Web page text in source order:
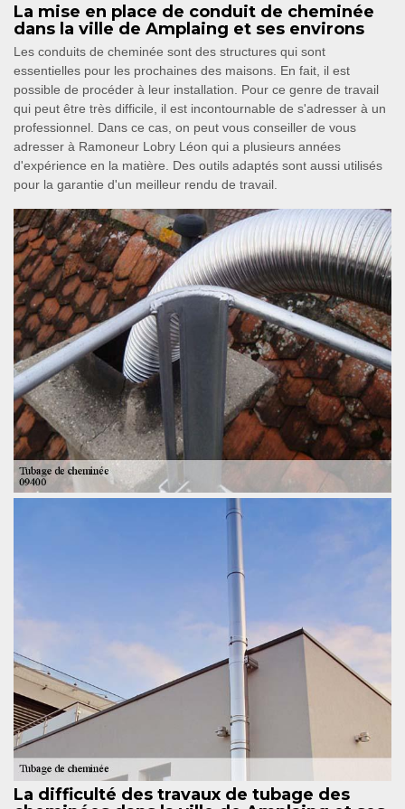
La mise en place de conduit de cheminée
dans la ville de Amplaing et ses environs
Les conduits de cheminée sont des structures qui sont
essentielles pour les prochaines des maisons. En fait, il est
possible de procéder à leur installation. Pour ce genre de travail
qui peut être très difficile, il est incontournable de s'adresser à un
professionnel. Dans ce cas, on peut vous conseiller de vous
adresser à Ramoneur Lobry Léon qui a plusieurs années
d'expérience en la matière. Des outils adaptés sont aussi utilisés
pour la garantie d'un meilleur rendu de travail.
La difficulté des travaux de tubage des